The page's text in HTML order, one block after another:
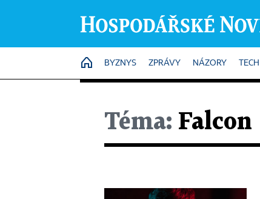
HOME
BYZNYS ZPRÁVY NÁZORY TECH
Téma: Falcon